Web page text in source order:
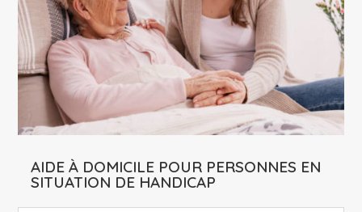
AIDE À DOMICILE POUR PERSONNES EN
SITUATION DE HANDICAP